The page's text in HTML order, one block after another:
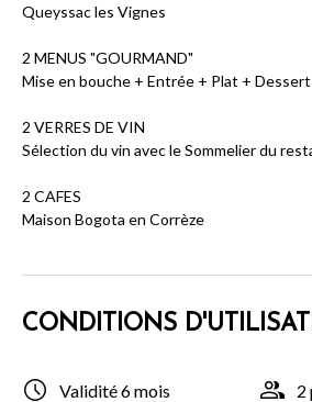
Queyssac les Vignes
2 MENUS "GOURMAND"
Mise en bouche + Entrée + Plat + Dessert
2 VERRES DE VIN
Sélection du vin avec le Sommelier du
2 CAFES
Maison Bogota en Corrèze
CONDITIONS
Validité 6 mois 2